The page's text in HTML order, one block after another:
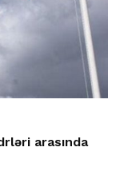
arasında